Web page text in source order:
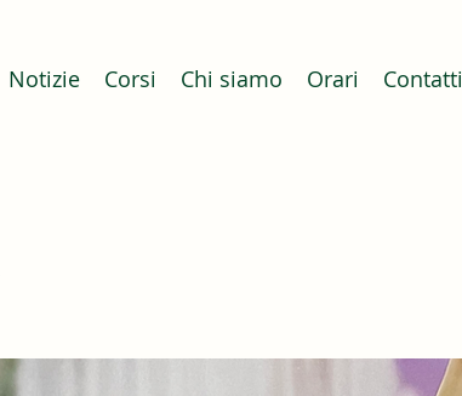
Notizie Corsi Chi siamo Orari Contatti